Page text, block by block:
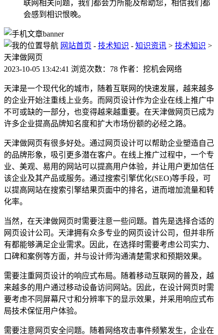
联网相关问题，我们都会力所能及帮助您，相信我们都
会感到相识恨晚。
网站首页 - 技术知识 - 知识资讯 > 技术知识 >
天津做网页
2023-10-05 13:42:41 浏览次数：78 作者：挖机会网络
天津是一个现代化的城市，随着互联网的快速发展，越来越多
的企业开始注重线上业务。而网页设计作为企业在线上推广中
不可或缺的一部分，也变得越来越重要。在天津做网页已成为
许多企业提高品牌知名度和扩大市场份额的必经之路。
天津做网页有很多好处。通过网页设计可以帮助企业塑造自己
的品牌形象，吸引更多潜在客户。在线上推广过程中，一个专
业、美观、易用的网站可以提高用户体验，并让用户更加信任
该企业及其产品或服务。通过搜索引擎优化(SEO)等手段，可
以提高网站在搜索引擎结果页面中的排名，进而增加流量和转
化率。
当然，在天津做网页时需要注意一些问题。首先是选择合适的
网页设计公司。天津拥有众多专业的网页设计公司，但并非所
有都能够满足企业需求。因此，在选择时需要考虑公司实力、
口碑和案例等方面，并与设计师沟通清楚需求和预期效果。
需要注重网页设计的响应式布局。随着移动互联网的普及，越
来越多的用户通过移动设备访问网站。因此，在设计网页时需
要考虑不同屏幕尺寸和分辨率下的显示效果，并采用响应式布
局技术保怔用户体验。
需要注意网页安全问题。随着网络攻击事件频繁发生，企业在